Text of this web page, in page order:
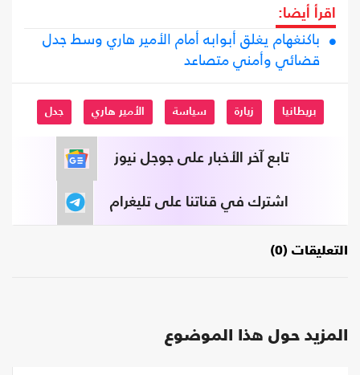
اقرأ أيضا:
باكنغهام يغلق أبوابه أمام الأمير هاري وسط جدل
قضائي وأمني متصاعد
بريطانيا زيارة سياسة الأمير هاري جدل
تابع آخر الأخبار على جوجل نيوز
اشترك في قناتنا على تليغرام
التعليقات (0)
المزيد حول هذا الموضوع